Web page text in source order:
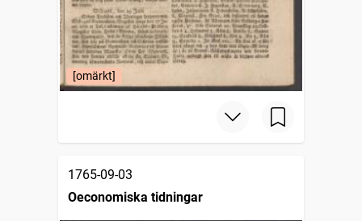
[omärkt]
1765-09-03
Oeconomiska tidningar